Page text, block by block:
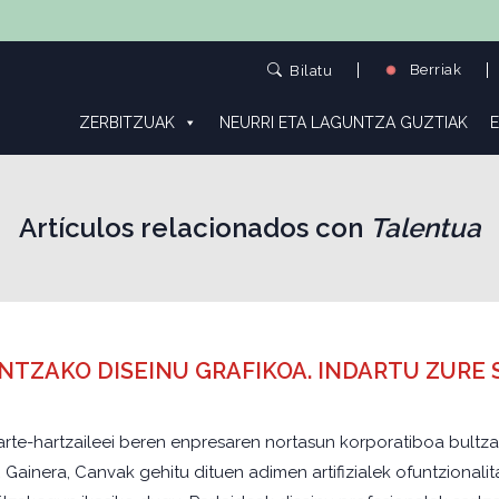
Bilatu Berriak
ZERBITZUAK NEURRI ETA LAGUNTZA GUZTIAK
Artículos relacionados con Talentua
DISEINU GRAFIKOA. INDARTU ZURE
hartzaileei beren enpresaren nortasun korporatiboa
Canvak gehitu dituen adimen artifizialek